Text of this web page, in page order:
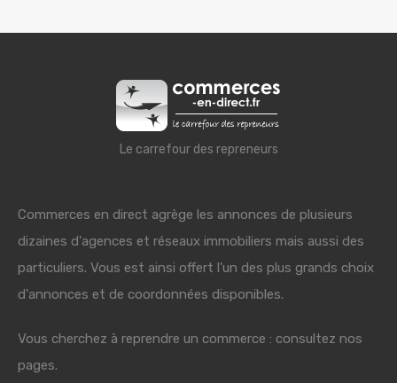
Le carrefour des repreneurs
Commerces en direct agrège les annonces de plusieurs
dizaines d'agences et réseaux immobiliers mais aussi des
particuliers. Vous est ainsi offert l'un des plus grands choix
d'annonces et de coordonnées disponibles.
Vous cherchez à reprendre un commerce : consultez nos
pages.